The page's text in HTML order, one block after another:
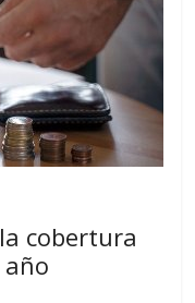
cobertura